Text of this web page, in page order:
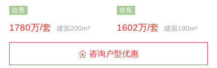
在售
1780万/套 建面200m²
在售
1602万/套 建面180m²
 咨询户型优惠